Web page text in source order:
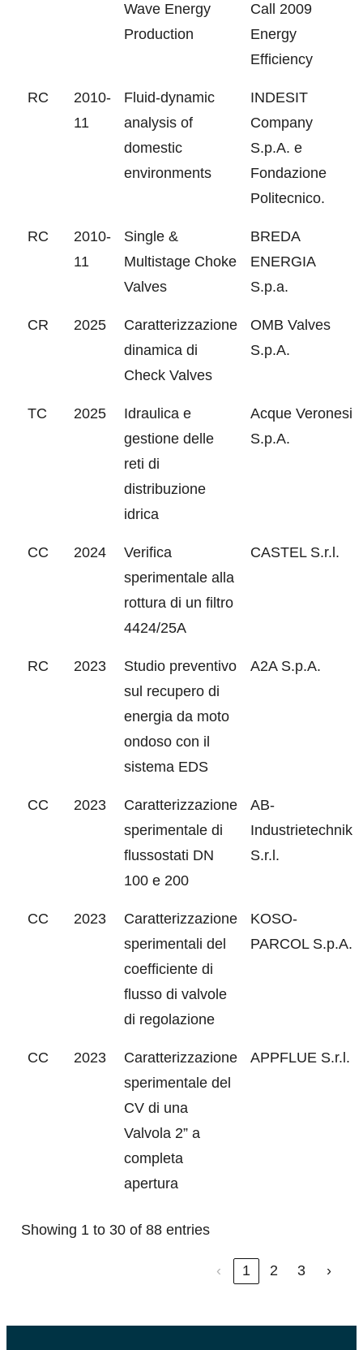
Wave Energy
Production
Call 2009
Energy
Efficiency
RC
2010-
11
Fluid-dynamic
analysis of
domestic
environments
INDESIT
Company
S.p.A. e
Fondazione
Politecnico.
RC
2010-
11
Single &
Multistage Choke
Valves
BREDA
ENERGIA
S.p.a.
CR 2025
Caratterizzazione
dinamica di
Check Valves
OMB Valves
S.p.A.
TC 2025
Idraulica e
gestione delle
reti di
distribuzione
idrica
Acque Veronesi
S.p.A.
CC 2024
Verifica
sperimentale alla
rottura di un filtro
4424/25A
CASTEL S.r.l.
RC 2023
Studio preventivo
sul recupero di
energia da moto
ondoso con il
sistema EDS
A2A S.p.A.
CC 2023
Caratterizzazione
sperimentale di
flussostati DN
100 e 200
AB-
Industrietechnik
S.r.l.
CC 2023
Caratterizzazione
sperimentali del
coefficiente di
flusso di valvole
di regolazione
KOSO-
PARCOL S.p.A.
CC 2023
Caratterizzazione
sperimentale del
CV di una
Valvola 2” a
completa
apertura
APPFLUE S.r.l.
Showing 1 to 30 of 88 entries
‹ 1 2 3 ›